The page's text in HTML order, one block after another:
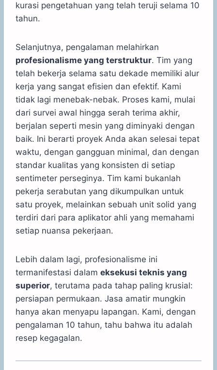
kurasi pengetahuan yang telah teruji selama 10
tahun.
Selanjutnya, pengalaman melahirkan
profesionalisme yang terstruktur. Tim yang
telah bekerja selama satu dekade memiliki alur
kerja yang sangat efisien dan efektif. Kami
tidak lagi menebak-nebak. Proses kami, mulai
dari survei awal hingga serah terima akhir,
berjalan seperti mesin yang diminyaki dengan
baik. Ini berarti proyek Anda akan selesai tepat
waktu, dengan gangguan minimal, dan dengan
standar kualitas yang konsisten di setiap
sentimeter perseginya. Tim kami bukanlah
pekerja serabutan yang dikumpulkan untuk
satu proyek, melainkan sebuah unit solid yang
terdiri dari para aplikator ahli yang memahami
setiap nuansa pekerjaan.
Lebih dalam lagi, profesionalisme ini
termanifestasi dalam eksekusi teknis yang
superior, terutama pada tahap paling krusial:
persiapan permukaan. Jasa amatir mungkin
hanya akan menyapu lapangan. Kami, dengan
pengalaman 10 tahun, tahu bahwa itu adalah
resep kegagalan.